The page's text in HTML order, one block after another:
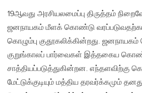
19ஆவது அரசியலமைப்பு திருத்தம்
ஜனநாயகம் மீளக் கொண்டு
கொழும்பு குதூகலிக்கின்றது.
குறுங்காலப் பார்வைகள் இத்தகைய
சாத்தியப்படுத்துகின்றன. எந்தளவிற்கு
மேட்டுக்குடியும் மத்திய தரவர்க்கமும்